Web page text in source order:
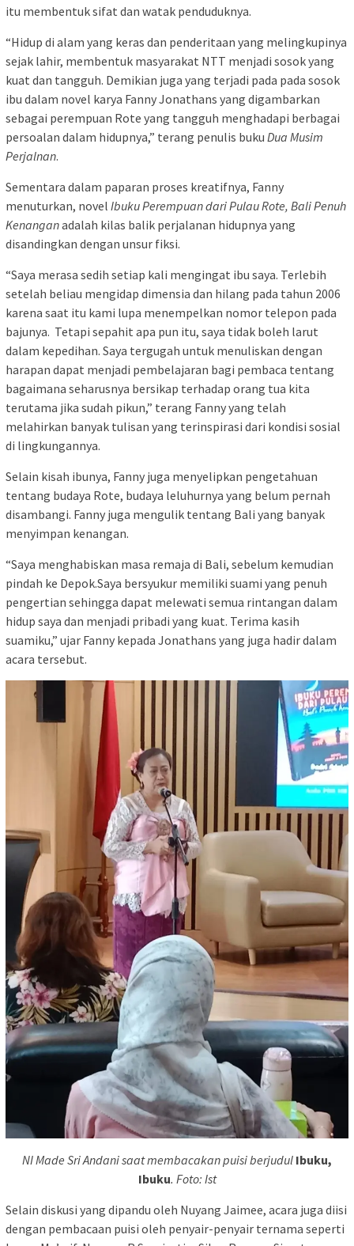
itu membentuk sifat dan watak penduduknya.
“Hidup di alam yang keras dan penderitaan yang melingkupinya
sejak lahir, membentuk masyarakat NTT menjadi sosok yang
kuat dan tangguh. Demikian juga yang terjadi pada pada sosok
ibu dalam novel karya Fanny Jonathans yang digambarkan
sebagai perempuan Rote yang tangguh menghadapi berbagai
persoalan dalam hidupnya,” terang penulis buku Dua Musim
Perjalnan.
Sementara dalam paparan proses kreatifnya, Fanny
menuturkan, novel Ibuku Perempuan dari Pulau Rote, Bali Penuh
Kenanganadalah kilas balik perjalanan hidupnya yang
disandingkan dengan unsur fiksi.
“Saya merasa sedih setiap kali mengingat ibu saya. Terlebih
setelah beliau mengidap dimensia dan hilang pada tahun 2006
karena saat itu kami lupa menempelkan nomor telepon pada
bajunya. Tetapi sepahit apa pun itu, saya tidak boleh larut
dalam kepedihan. Saya tergugah untuk menuliskan dengan
harapan dapat menjadi pembelajaran bagi pembaca tentang
bagaimana seharusnya bersikap terhadap orang tua kita
terutama jika sudah pikun,” terang Fanny yang telah
melahirkan banyak tulisan yang terinspirasi dari kondisi sosial
di lingkungannya.
Selain kisah ibunya, Fanny juga menyelipkan pengetahuan
tentang budaya Rote, budaya leluhurnya yang belum pernah
disambangi. Fanny juga mengulik tentang Bali yang banyak
menyimpan kenangan.
“Saya menghabiskan masa remaja di Bali, sebelum kemudian
pindah ke Depok.Saya bersyukur memiliki suami yang penuh
pengertian sehingga dapat melewati semua rintangan dalam
hidup saya dan menjadi pribadi yang kuat. Terima kasih
suamiku,” ujar Fanny kepada Jonathans yang juga hadir dalam
acara tersebut.
NI Made Sri Andani saat membacakan puisi berjudul Ibuku,
Ibuku. Foto: Ist
Selain diskusi yang dipandu oleh Nuyang Jaimee, acara juga diisi
dengan pembacaan puisi oleh penyair-penyair ternama seperti